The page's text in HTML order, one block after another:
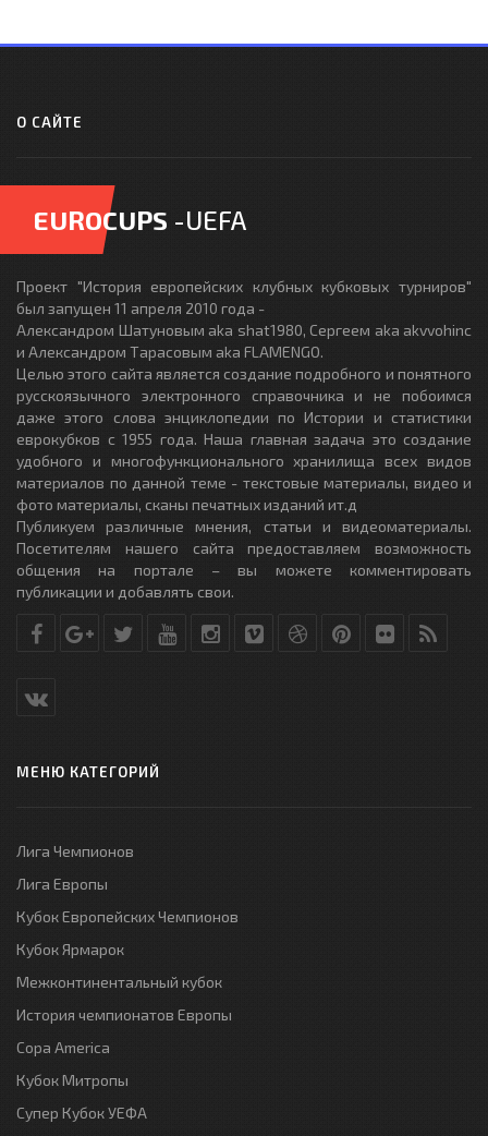
О САЙТЕ
EUROCUPS -UEFA
Проект "История европейских клубных кубковых турниров"
был запущен 11 апреля 2010 года -
Александром Шатуновым aka shat1980, Сергеем aka akvvohinc
и Александром Тарасовым aka FLAMENGO.
Целью этого сайта является создание подробного и понятного
русскоязычного электронного справочника и не побоимся
даже этого слова энциклопедии по Истории и статистики
еврокубков с 1955 года. Наша главная задача это создание
удобного и многофункционального хранилища всех видов
материалов по данной теме - текстовые материалы, видео и
фото материалы, сканы печатных изданий ит.д
Публикуем различные мнения, статьи и видеоматериалы.
Посетителям нашего сайта предоставляем возможность
общения на портале – вы можете комментировать
публикации и добавлять свои.
МЕНЮ КАТЕГОРИЙ
Лига Чемпионов
Лига Европы
Кубок Европейских Чемпионов
Кубок Ярмарок
Межконтинентальный кубок
История чемпионатов Европы
Copa America
Кубок Митропы
Супер Кубок УЕФА